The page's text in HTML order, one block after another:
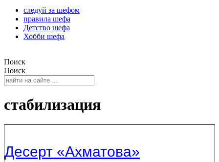
следуй за шефом
правила шефа
Детство шефа
Хобби шефа
Поиск
Поиск
стабилизация
Десерт «Ахматова»